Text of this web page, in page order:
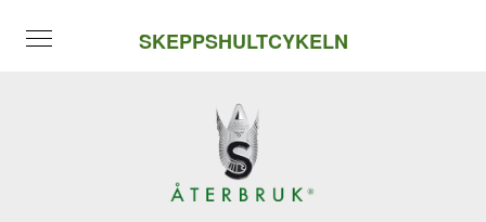
SKEPPSHULTCYKELN